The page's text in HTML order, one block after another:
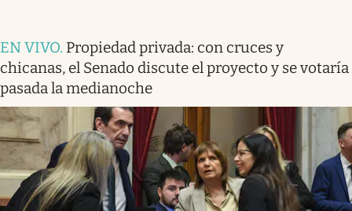
EN VIVO. Propiedad privada: con cruces y
chicanas, el Senado discute el proyecto y se votaría
pasada la medianoche